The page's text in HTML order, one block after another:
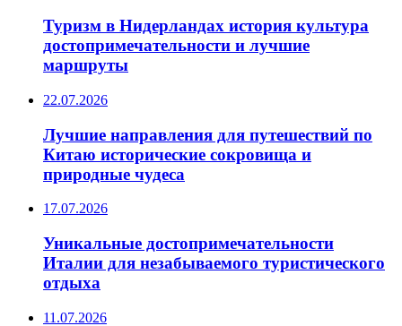
Туризм в Нидерландах история культура
достопримечательности и лучшие
маршруты
22.07.2026
Лучшие направления для путешествий по
Китаю исторические сокровища и
природные чудеса
17.07.2026
Уникальные достопримечательности
Италии для незабываемого туристического
отдыха
11.07.2026